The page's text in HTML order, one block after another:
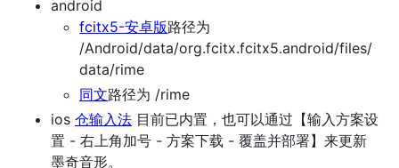
android
fcitx5-安卓版路径为
/Android/data/org.fcitx.fcitx5.android/files/
data/rime
同文路径为 /rime
ios 仓输入法 目前已内置，也可以通过【输入方案设
置 - 右上角加号 - 方案下载 - 覆盖并部署】来更新
墨奇音形。